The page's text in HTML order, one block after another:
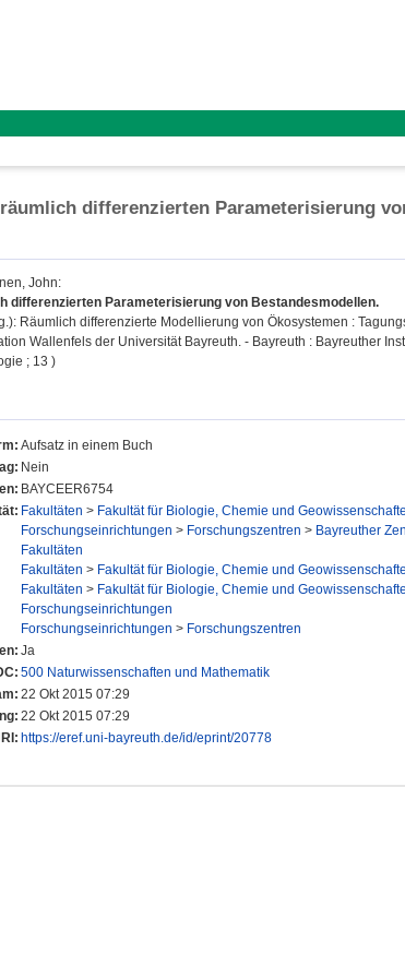
differenzierten Parameterisierung
John:
differenzierten Parameterisierung von Bestandesmodellen.
Räumlich differenzierte Modellierung von Ökosystemen :
Wallenfels der Universität Bayreuth. - Bayreuth : Bayreuther
; 13 )
Aufsatz in einem Buch
Nein
BAYCEER6754
Fakultäten > Fakultät für Biologie, Chemie und
Forschungseinrichtungen > Forschungszentren > Bayreuther
Fakultäten
Fakultäten > Fakultät für Biologie, Chemie und
Fakultäten > Fakultät für Biologie, Chemie und
Forschungseinrichtungen
Forschungseinrichtungen > Forschungszentren
Ja
500 Naturwissenschaften und Mathematik
22 Okt 2015 07:29
22 Okt 2015 07:29
https://eref.uni-bayreuth.de/id/eprint/20778